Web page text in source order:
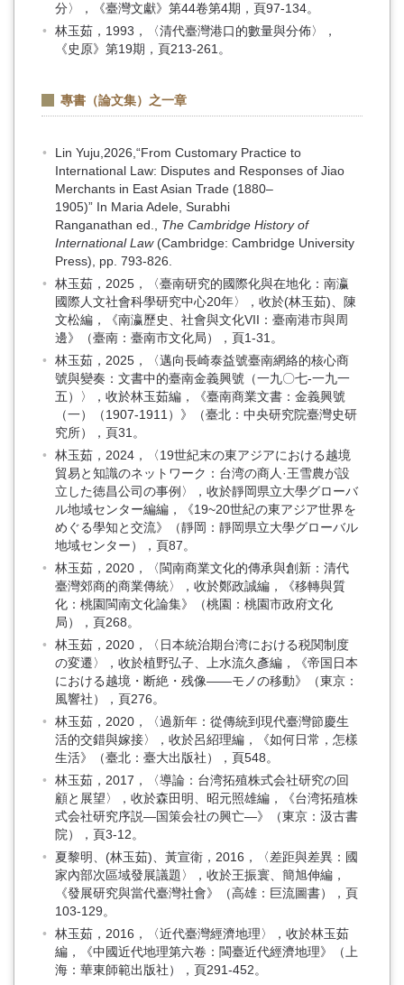
分〉，《臺灣文獻》第44卷第4期，頁97-134。
林玉茹，1993，〈清代臺灣港口的數量與分佈〉，
《史原》第19期，頁213-261。
專書（論文集）之一章
Lin Yuju,2026,“From Customary Practice to
International Law: Disputes and Responses of Jiao
Merchants in East Asian Trade (1880–
1905)” In Maria Adele, Surabhi
Ranganathan ed., The Cambridge History of
International Law (Cambridge: Cambridge University
Press), pp. 793-826.
林玉茹，2025，〈臺南研究的國際化與在地化：南瀛
國際人文社會科學研究中心20年〉，收於(林玉茹)、陳
文松編，《南瀛歷史、社會與文化VII：臺南港市與周
邊》（臺南：臺南市文化局），頁1-31。
林玉茹，2025，〈邁向長崎泰益號臺南網絡的核心商
號與變奏：文書中的臺南金義興號（一九〇七-一九一
五）〉，收於林玉茹編，《臺南商業文書：金義興號
（一）（1907-1911）》（臺北：中央研究院臺灣史研
究所），頁31。
林玉茹，2024，〈19世紀末の東アジアにおける越境
貿易と知識のネットワーク：台湾の商人·王雪農が設
立した徳昌公司の事例〉，收於靜岡県立大學グローバ
ル地域センター編編，《19~20世紀の東アジア世界を
めぐる學知と交流》（靜岡：靜岡県立大學グローバル
地域センター），頁87。
林玉茹，2020，〈閩南商業文化的傳承與創新：清代
臺灣郊商的商業傳統〉，收於鄭政誠編，《移轉與質
化：桃園閩南文化論集》（桃園：桃園市政府文化
局），頁268。
林玉茹，2020，〈日本統治期台湾における税関制度
の変遷〉，收於植野弘子、上水流久彥編，《帝国日本
における越境・断絶・残像――モノの移動》（東京：
風響社），頁276。
林玉茹，2020，〈過新年：從傳統到現代臺灣節慶生
活的交錯與嫁接〉，收於呂紹理編，《如何日常，怎樣
生活》（臺北：臺大出版社），頁548。
林玉茹，2017，〈導論：台湾拓殖株式会社研究の回
顧と展望〉，收於森田明、昭元照雄編，《台湾拓殖株
式会社研究序説―国策会社の興亡―》（東京：汲古書
院），頁3-12。
夏黎明、(林玉茹)、黃宣衛，2016，〈差距與差異：國
家內部次區域發展議題〉，收於王振寰、簡旭伸編，
《發展研究與當代臺灣社會》（高雄：巨流圖書），頁
103-129。
林玉茹，2016，〈近代臺灣經濟地理〉，收於林玉茹
編，《中國近代地理第六卷：閩臺近代經濟地理》（上
海：華東師範出版社），頁291-452。